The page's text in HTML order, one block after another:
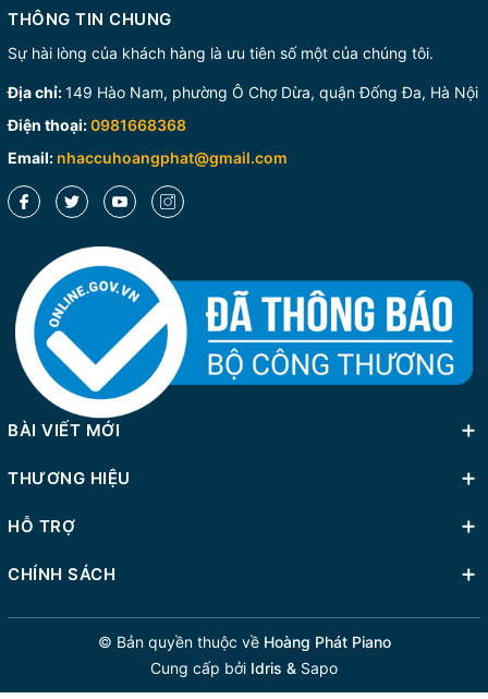
THÔNG TIN CHUNG
Sự hài lòng của khách hàng là ưu tiên số một của chúng tôi.
Địa chỉ:149 Hào Nam, phường Ô Chợ Dừa, quận Đống Đa, Hà Nội
Điện thoại:0981668368
Email: nhaccuhoangphat@gmail.com
BÀI VIẾT MỚI
THƯƠNG HIỆU
HỖ TRỢ
CHÍNH SÁCH
© Bản quyền thuộc về Hoàng Phát Piano
Cung cấp bởi Idris & Sapo